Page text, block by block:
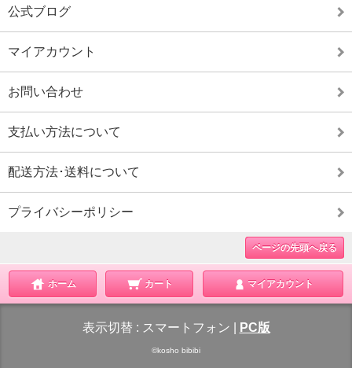
公式ブログ
マイアカウント
お問い合わせ
支払い方法について
配送方法･送料について
プライバシーポリシー
ページの先頭へ戻る
ホーム カート マイアカウント
表示切替 : スマートフォン PC版
©kosho bibibi